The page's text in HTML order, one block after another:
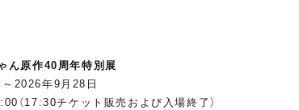
ん原作40周年特別展
2026年9月28日
（17:30チケット販売および入場終了）